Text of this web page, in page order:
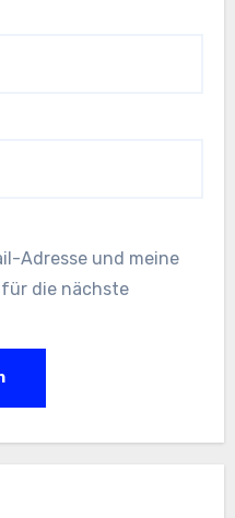
Adresse und meine
für die nächste